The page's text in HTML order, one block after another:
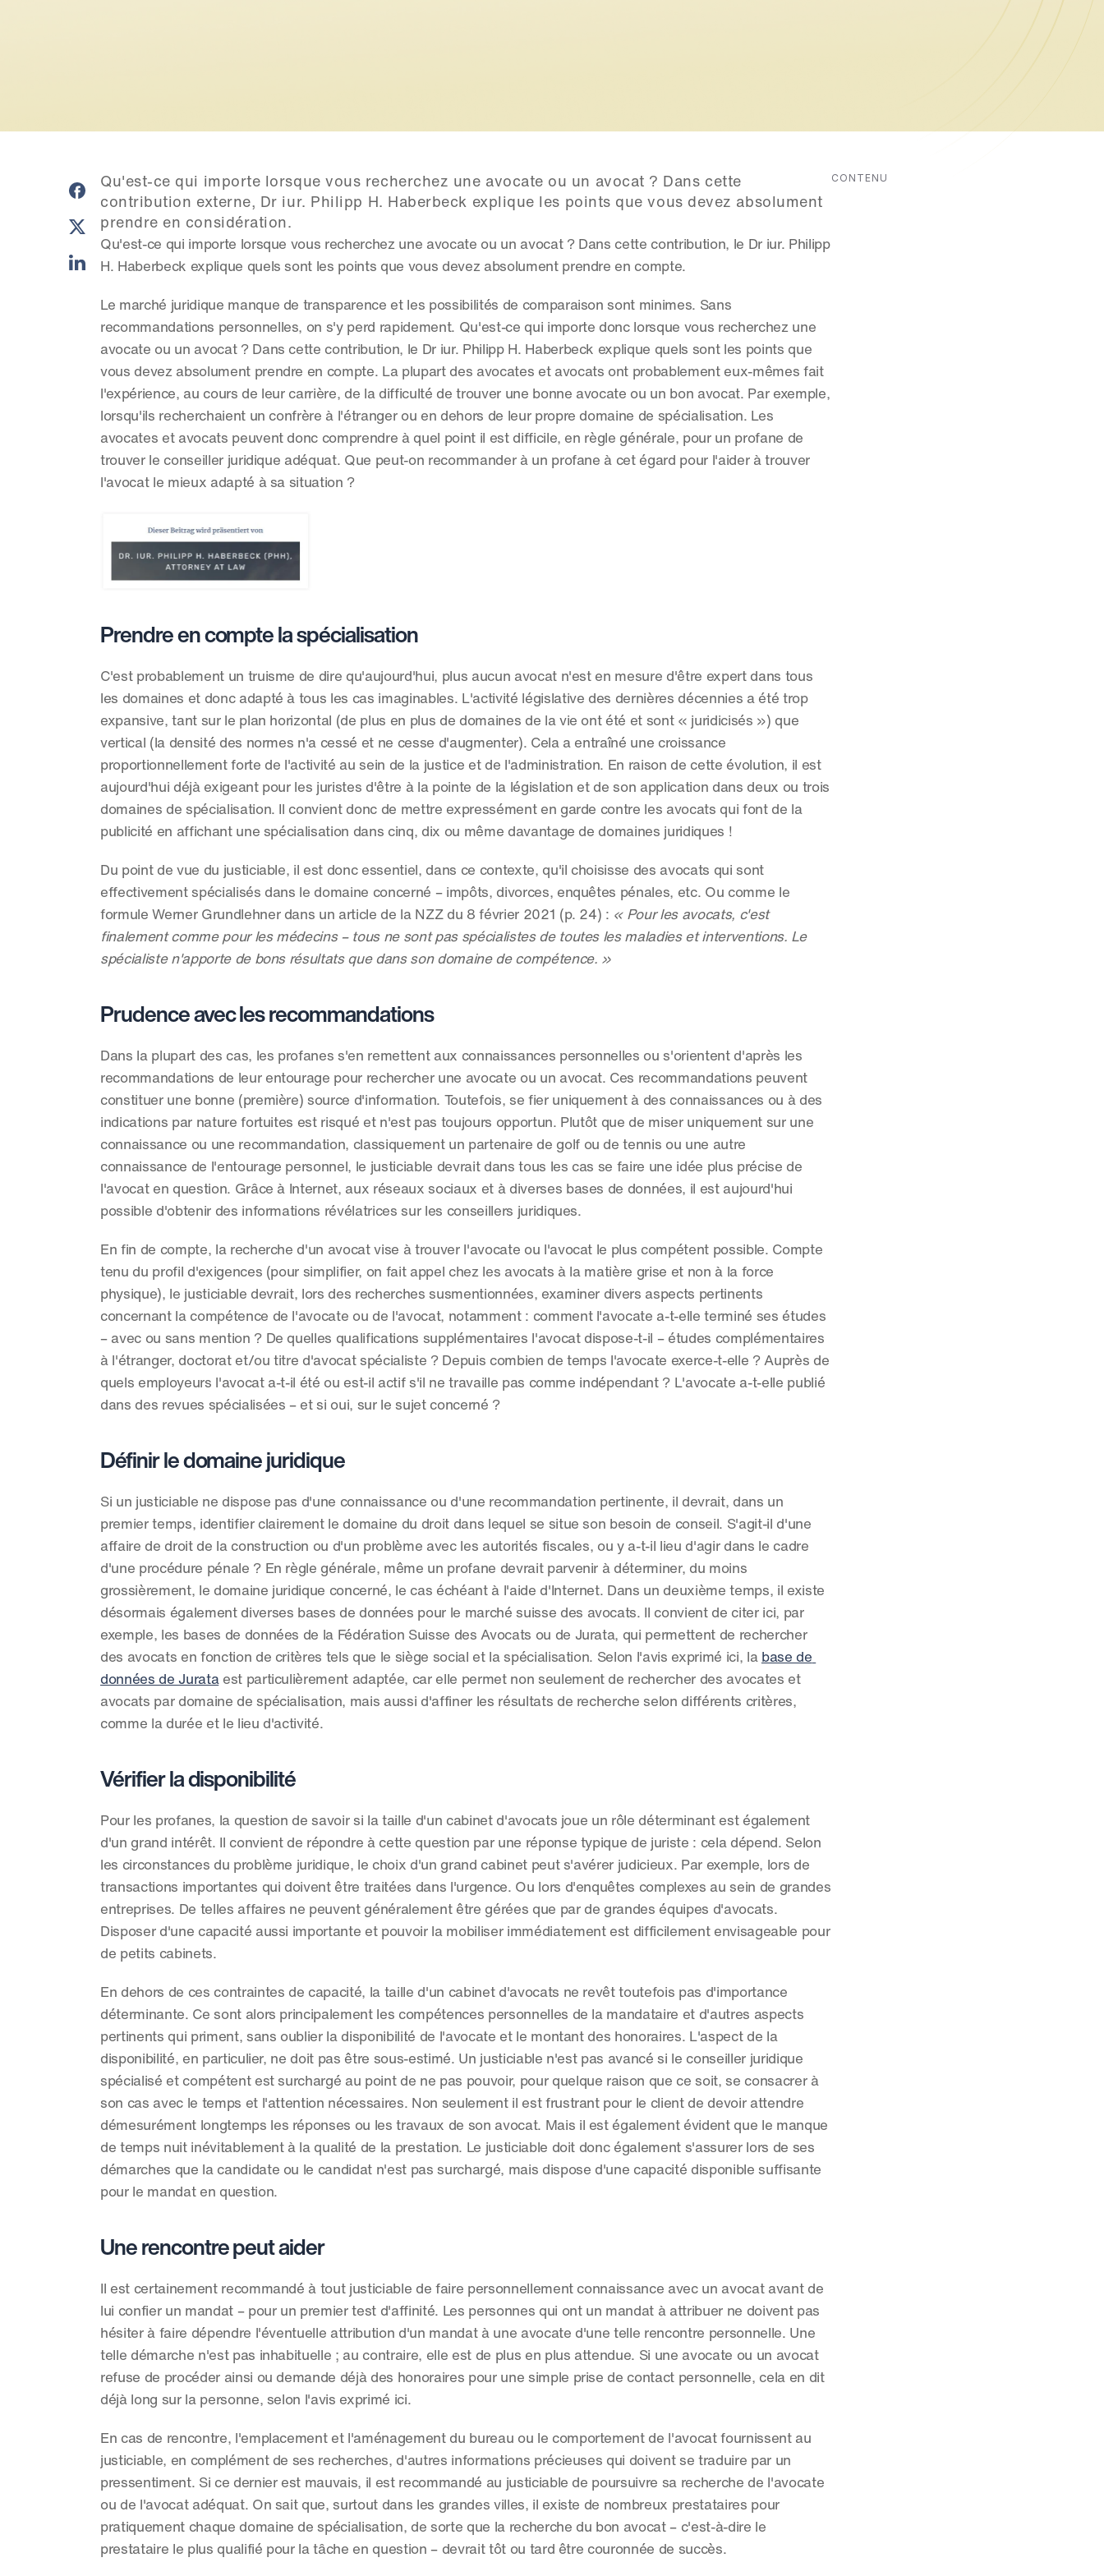
Qu'est-ce qui importe lorsque vous recherchez une avocate ou un avocat ? Dans cette
contribution externe, Dr iur. Philipp H. Haberbeck explique les points que vous devez absolument
prendre en considération.
Qu'est-ce qui importe lorsque vous recherchez une avocate ou un avocat ? Dans cette contribution, le Dr iur. Philipp
H. Haberbeck explique quels sont les points que vous devez absolument prendre en compte.
Le marché juridique manque de transparence et les possibilités de comparaison sont minimes. Sans
recommandations personnelles, on s'y perd rapidement. Qu'est-ce qui importe donc lorsque vous recherchez une
avocate ou un avocat ? Dans cette contribution, le Dr iur. Philipp H. Haberbeck explique quels sont les points que
vous devez absolument prendre en compte. La plupart des avocates et avocats ont probablement eux-mêmes fait
l'expérience, au cours de leur carrière, de la difficulté de trouver une bonne avocate ou un bon avocat. Par exemple,
lorsqu'ils recherchaient un confrère à l'étranger ou en dehors de leur propre domaine de spécialisation. Les
avocates et avocats peuvent donc comprendre à quel point il est difficile, en règle générale, pour un profane de
trouver le conseiller juridique adéquat. Que peut-on recommander à un profane à cet égard pour l'aider à trouver
l'avocat le mieux adapté à sa situation ?
Prendre en compte la spécialisation
C'est probablement un truisme de dire qu'aujourd'hui, plus aucun avocat n'est en mesure d'être expert dans tous
les domaines et donc adapté à tous les cas imaginables. L'activité législative des dernières décennies a été trop
expansive, tant sur le plan horizontal (de plus en plus de domaines de la vie ont été et sont « juridicisés ») que
vertical (la densité des normes n'a cessé et ne cesse d'augmenter). Cela a entraîné une croissance
proportionnellement forte de l'activité au sein de la justice et de l'administration. En raison de cette évolution, il est
aujourd'hui déjà exigeant pour les juristes d'être à la pointe de la législation et de son application dans deux ou trois
domaines de spécialisation. Il convient donc de mettre expressément en garde contre les avocats qui font de la
publicité en affichant une spécialisation dans cinq, dix ou même davantage de domaines juridiques !
Du point de vue du justiciable, il est donc essentiel, dans ce contexte, qu'il choisisse des avocats qui sont
effectivement spécialisés dans le domaine concerné – impôts, divorces, enquêtes pénales, etc. Ou comme le
formule Werner Grundlehner dans un article de la NZZ du 8 février 2021 (p. 24) : « Pour les avocats, c'est
finalement comme pour les médecins – tous ne sont pas spécialistes de toutes les maladies et interventions. Le
spécialiste n'apporte de bons résultats que dans son domaine de compétence. »
Prudence avec les recommandations
Dans la plupart des cas, les profanes s'en remettent aux connaissances personnelles ou s'orientent d'après les
recommandations de leur entourage pour rechercher une avocate ou un avocat. Ces recommandations peuvent
constituer une bonne (première) source d'information. Toutefois, se fier uniquement à des connaissances ou à des
indications par nature fortuites est risqué et n'est pas toujours opportun. Plutôt que de miser uniquement sur une
connaissance ou une recommandation, classiquement un partenaire de golf ou de tennis ou une autre
connaissance de l'entourage personnel, le justiciable devrait dans tous les cas se faire une idée plus précise de
l'avocat en question. Grâce à Internet, aux réseaux sociaux et à diverses bases de données, il est aujourd'hui
possible d'obtenir des informations révélatrices sur les conseillers juridiques.
En fin de compte, la recherche d'un avocat vise à trouver l'avocate ou l'avocat le plus compétent possible. Compte
tenu du profil d'exigences (pour simplifier, on fait appel chez les avocats à la matière grise et non à la force
physique), le justiciable devrait, lors des recherches susmentionnées, examiner divers aspects pertinents
concernant la compétence de l'avocate ou de l'avocat, notamment : comment l'avocate a-t-elle terminé ses études
– avec ou sans mention ? De quelles qualifications supplémentaires l'avocat dispose-t-il – études complémentaires
à l'étranger, doctorat et/ou titre d'avocat spécialiste ? Depuis combien de temps l'avocate exerce-t-elle ? Auprès de
quels employeurs l'avocat a-t-il été ou est-il actif s'il ne travaille pas comme indépendant ? L'avocate a-t-elle publié
dans des revues spécialisées – et si oui, sur le sujet concerné ?
Définir le domaine juridique
Si un justiciable ne dispose pas d'une connaissance ou d'une recommandation pertinente, il devrait, dans un
premier temps, identifier clairement le domaine du droit dans lequel se situe son besoin de conseil. S'agit-il d'une
affaire de droit de la construction ou d'un problème avec les autorités fiscales, ou y a-t-il lieu d'agir dans le cadre
d'une procédure pénale ? En règle générale, même un profane devrait parvenir à déterminer, du moins
grossièrement, le domaine juridique concerné, le cas échéant à l'aide d'Internet. Dans un deuxième temps, il existe
désormais également diverses bases de données pour le marché suisse des avocats. Il convient de citer ici, par
exemple, les bases de données de la Fédération Suisse des Avocats ou de Jurata, qui permettent de rechercher
des avocats en fonction de critères tels que le siège social et la spécialisation. Selon l'avis exprimé ici, la base de
données de Jurata est particulièrement adaptée, car elle permet non seulement de rechercher des avocates et
avocats par domaine de spécialisation, mais aussi d'affiner les résultats de recherche selon différents critères,
comme la durée et le lieu d'activité.
Vérifier la disponibilité
Pour les profanes, la question de savoir si la taille d'un cabinet d'avocats joue un rôle déterminant est également
d'un grand intérêt. Il convient de répondre à cette question par une réponse typique de juriste : cela dépend. Selon
les circonstances du problème juridique, le choix d'un grand cabinet peut s'avérer judicieux. Par exemple, lors de
transactions importantes qui doivent être traitées dans l'urgence. Ou lors d'enquêtes complexes au sein de grandes
entreprises. De telles affaires ne peuvent généralement être gérées que par de grandes équipes d'avocats.
Disposer d'une capacité aussi importante et pouvoir la mobiliser immédiatement est difficilement envisageable pour
de petits cabinets.
En dehors de ces contraintes de capacité, la taille d'un cabinet d'avocats ne revêt toutefois pas d'importance
déterminante. Ce sont alors principalement les compétences personnelles de la mandataire et d'autres aspects
pertinents qui priment, sans oublier la disponibilité de l'avocate et le montant des honoraires. L'aspect de la
disponibilité, en particulier, ne doit pas être sous-estimé. Un justiciable n'est pas avancé si le conseiller juridique
spécialisé et compétent est surchargé au point de ne pas pouvoir, pour quelque raison que ce soit, se consacrer à
son cas avec le temps et l'attention nécessaires. Non seulement il est frustrant pour le client de devoir attendre
démesurément longtemps les réponses ou les travaux de son avocat. Mais il est également évident que le manque
de temps nuit inévitablement à la qualité de la prestation. Le justiciable doit donc également s'assurer lors de ses
démarches que la candidate ou le candidat n'est pas surchargé, mais dispose d'une capacité disponible suffisante
pour le mandat en question.
Une rencontre peut aider
Il est certainement recommandé à tout justiciable de faire personnellement connaissance avec un avocat avant de
lui confier un mandat – pour un premier test d'affinité. Les personnes qui ont un mandat à attribuer ne doivent pas
hésiter à faire dépendre l'éventuelle attribution d'un mandat à une avocate d'une telle rencontre personnelle. Une
telle démarche n'est pas inhabituelle ; au contraire, elle est de plus en plus attendue. Si une avocate ou un avocat
refuse de procéder ainsi ou demande déjà des honoraires pour une simple prise de contact personnelle, cela en dit
déjà long sur la personne, selon l'avis exprimé ici.
En cas de rencontre, l'emplacement et l'aménagement du bureau ou le comportement de l'avocat fournissent au
justiciable, en complément de ses recherches, d'autres informations précieuses qui doivent se traduire par un
pressentiment. Si ce dernier est mauvais, il est recommandé au justiciable de poursuivre sa recherche de l'avocate
ou de l'avocat adéquat. On sait que, surtout dans les grandes villes, il existe de nombreux prestataires pour
pratiquement chaque domaine de spécialisation, de sorte que la recherche du bon avocat – c'est-à-dire le
prestataire le plus qualifié pour la tâche en question – devrait tôt ou tard être couronnée de succès.
CONTENU